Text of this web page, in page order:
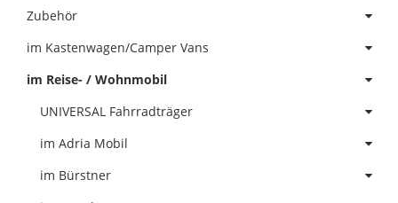
Zubehör
im Kastenwagen/Camper Vans
im Reise- / Wohnmobil
UNIVERSAL Fahrradträger
im Adria Mobil
im Bürstner